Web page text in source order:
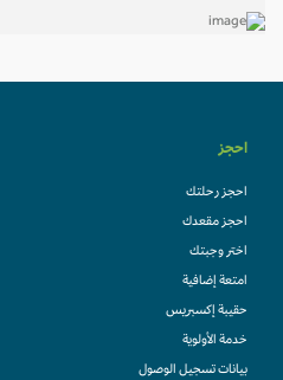
احجز
احجز رحلتك
احجز مقعدك
اختر وجبتك
امتعة إضافية
حقيبة إكسبريس
خدمة الأولوية
بيانات تسجيل الوصول